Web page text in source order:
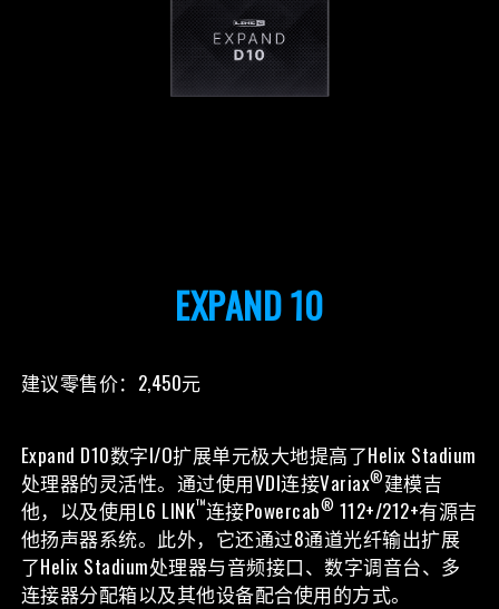
EXPAND 10
建议零售价：2,450元
Expand D10数字I/O扩展单元极大地提高了Helix Stadium
处理器的灵活性。通过使用VDI连接Variax®建模吉
他，以及使用L6 LINK™连接Powercab® 112+/212+有源吉
他扬声器系统。此外，它还通过8通道光纤输出扩展
了Helix Stadium处理器与音频接口、数字调音台、多
连接器分配箱以及其他设备配合使用的方式。